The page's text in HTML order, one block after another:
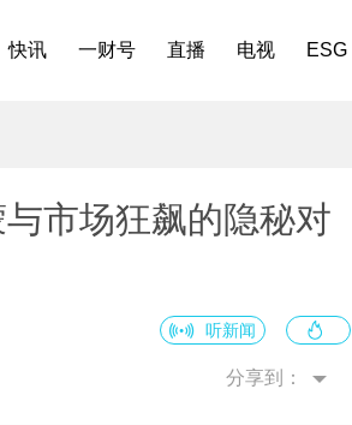
快讯 一财号 直播 电视 ESG
市场狂飙的隐秘对
听新闻
分享到：